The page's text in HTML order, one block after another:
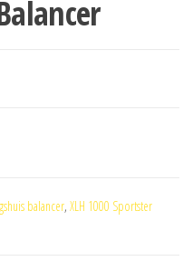
balancer, XLH 1000 Sportster